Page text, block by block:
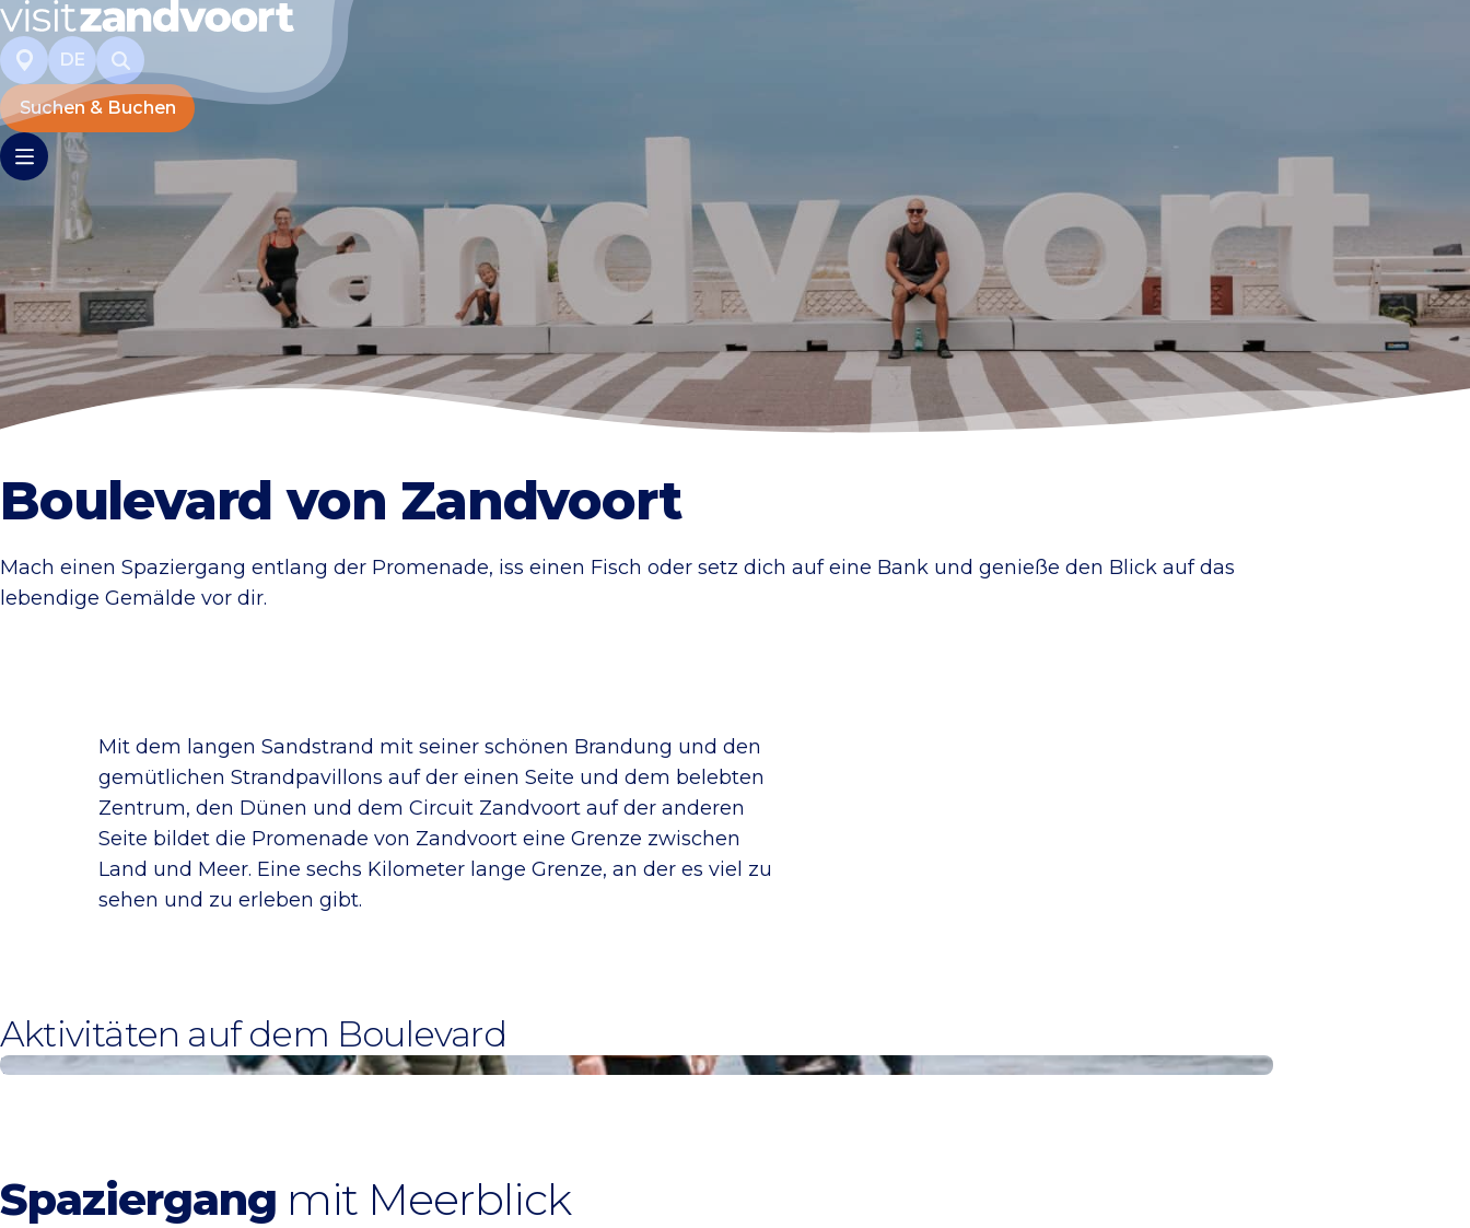
DE
Suchen & Buchen
Boulevard von Zandvoort
Mach einen Spaziergang entlang der Promenade, iss einen Fisch oder setz dich auf eine Bank und genieße den Blick auf das
lebendige Gemälde vor dir.
Mit dem langen Sandstrand mit seiner schönen Brandung und den
gemütlichen Strandpavillons auf der einen Seite und dem belebten
Zentrum, den Dünen und dem Circuit Zandvoort auf der anderen
Seite bildet die Promenade von Zandvoort eine Grenze zwischen
Land und Meer. Eine sechs Kilometer lange Grenze, an der es viel zu
sehen und zu erleben gibt.
Aktivitäten auf dem Boulevard
Wandern in Zandvoort
Spaziergang mit Meerblick